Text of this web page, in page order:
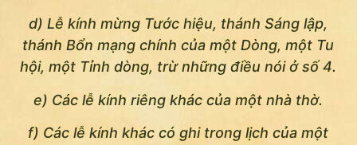
d) Lễ kính mừng Tước hiệu, thánh Sáng lập,
thánh Bổn mạng chính của một Dòng, một Tu
hội, một Tỉnh dòng, trừ những điều nói ở số 4.
e) Các lễ kính riêng khác của một nhà thờ.
f) Các lễ kính khác có ghi trong lịch của một